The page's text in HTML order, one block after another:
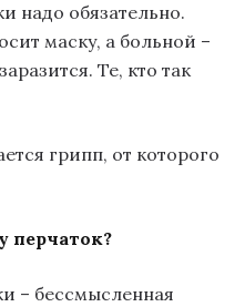
надо обязательно.
маску, а больной –
Те, кто так
грипп, от которого
перчаток?
– бессмысленная